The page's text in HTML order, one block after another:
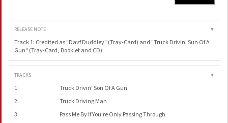
RELEASE NOTE ▼
Track 1: Credited as "Davf Duddley" (Tray-Card) and "Truck Drivin' Sun Of A
Gun" (Tray-Card, Booklet and CD)
TRACKS ▼
1
Truck Drivin' Son Of A Gun
2
Truck Driving Man
3
Pass Me By If You're Only Passing Through